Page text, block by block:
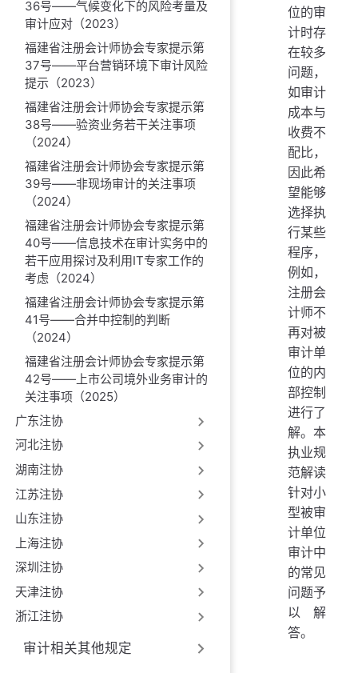
36号——气候变化下的风险考量及
审计应对（2023）
福建省注册会计师协会专家提示第
37号——平台营销环境下审计风险
提示（2023）
福建省注册会计师协会专家提示第
38号——验资业务若干关注事项
（2024）
福建省注册会计师协会专家提示第
39号——非现场审计的关注事项
（2024）
福建省注册会计师协会专家提示第
40号——信息技术在审计实务中的
若干应用探讨及利用IT专家工作的
考虑（2024）
福建省注册会计师协会专家提示第
41号——合并中控制的判断
（2024）
福建省注册会计师协会专家提示第
42号——上市公司境外业务审计的
关注事项（2025）
广东注协
河北注协
湖南注协
江苏注协
山东注协
上海注协
深圳注协
天津注协
浙江注协
审计相关其他规定
位的审
计时存
在较多
问题，
如审计
成本与
收费不
配比，
因此希
望能够
选择执
行某些
程序，
例如，
注册会
计师不
再对被
审计单
位的内
部控制
进行了
解。本
执业规
范解读
针对小
型被审
计单位
审计中
的常见
问题予
以解
答。